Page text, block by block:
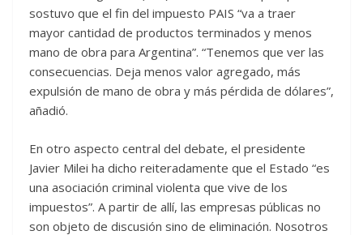
sostuvo que el fin del impuesto PAIS “va a traer
mayor cantidad de productos terminados y menos
mano de obra para Argentina”. “Tenemos que ver las
consecuencias. Deja menos valor agregado, más
expulsión de mano de obra y más pérdida de dólares”,
añadió.
En otro aspecto central del debate, el presidente
Javier Milei ha dicho reiteradamente que el Estado “es
una asociación criminal violenta que vive de los
impuestos”. A partir de allí, las empresas públicas no
son objeto de discusión sino de eliminación. Nosotros